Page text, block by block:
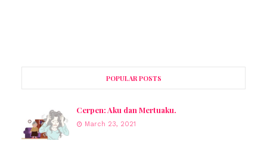
POPULAR POSTS
Cerpen: Aku dan Mertuaku.
March 23, 2021